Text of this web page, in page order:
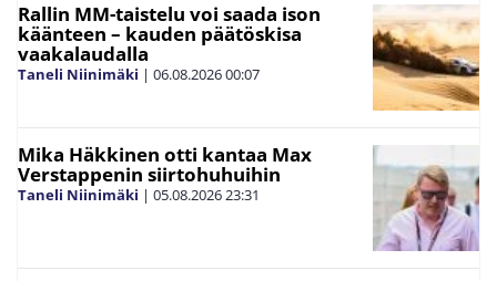
Rallin MM-taistelu voi saada ison
käänteen – kauden päätöskisa
vaakalaudalla
Taneli Niinimäki | 06.08.202600:07
Mika Häkkinen otti kantaa Max
Verstappenin siirtohuhuihin
Taneli Niinimäki | 05.08.202623:31